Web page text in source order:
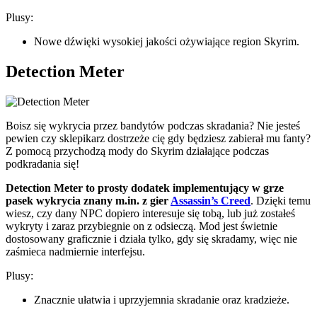
Plusy:
Nowe dźwięki wysokiej jakości ożywiające region Skyrim.
Detection Meter
Boisz się wykrycia przez bandytów podczas skradania? Nie jesteś
pewien czy sklepikarz dostrzeże cię gdy będziesz zabierał mu fanty?
Z pomocą przychodzą mody do Skyrim działające podczas
podkradania się!
Detection Meter to prosty dodatek implementujący w grze
pasek wykrycia znany m.in. z gier Assassin’s Creed. Dzięki temu
wiesz, czy dany NPC dopiero interesuje się tobą, lub już zostałeś
wykryty i zaraz przybiegnie on z odsieczą. Mod jest świetnie
dostosowany graficznie i działa tylko, gdy się skradamy, więc nie
zaśmieca nadmiernie interfejsu.
Plusy:
Znacznie ułatwia i uprzyjemnia skradanie oraz kradzieże.